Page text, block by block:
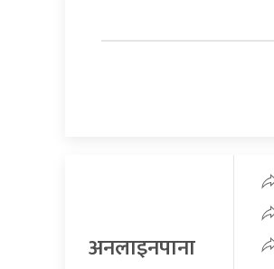
अनलाइनपाना